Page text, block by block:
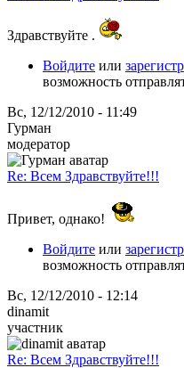
Здравствуйте .
Войдите или
возможность
Вс, 12/12/2010 - 11:49
Гурман
модератор
Re: Всем Здравствуйте!!!
Привет, однако!
Войдите или
возможность
Вс, 12/12/2010 - 12:14
dinamit
участник
Re: Всем Здравствуйте!!!